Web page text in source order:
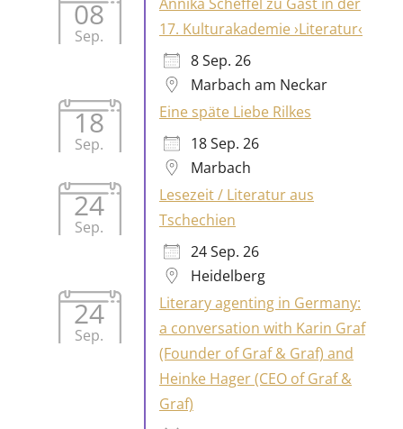
Marbach am Neckar
18
Eine späte Liebe Rilkes
18 Sep. 26
Marbach
24
Sep.
Lesezeit / Literatur aus
Tschechien
24 Sep. 26
Heidelberg
24
Literary agenting in Germany:
a conversation with Karin Graf
(Founder of Graf & Graf) and
Heinke Hager (CEO of Graf &
Graf)
24 Sep. 26
Marbach
Lesezeit / Orlando